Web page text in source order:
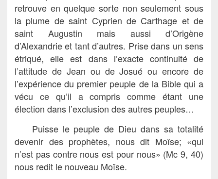
retrouve en quelque sorte non seulement sous
la plume de saint Cyprien de Carthage et de
saint Augustin mais aussi d’Origène
d’Alexandrie et tant d’autres. Prise dans un sens
étriqué, elle est dans l’exacte continuité de
l’attitude de Jean ou de Josué ou encore de
l’expérience du premier peuple de la Bible qui a
vécu ce qu’il a compris comme étant une
élection dans l’exclusion des autres peuples…
Puisse le peuple de Dieu dans sa totalité
devenir des prophètes, nous dit Moïse; «qui
n’est pas contre nous est pour nous» (Mc 9, 40)
nous redit le nouveau Moïse.